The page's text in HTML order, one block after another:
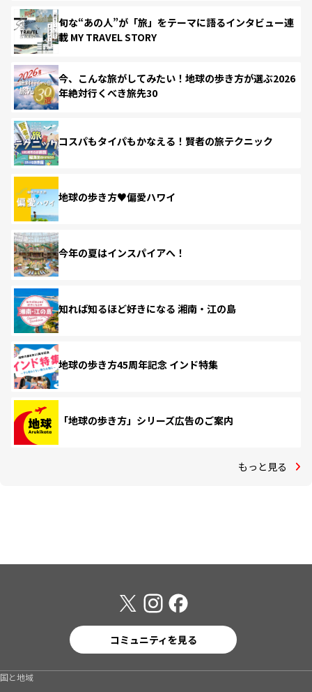
旬な“あの人”が「旅」をテーマに語るインタビュー連
載 MY TRAVEL STORY
今、こんな旅がしてみたい！地球の歩き方が選ぶ2026
年絶対行くべき旅先30
コスパもタイパもかなえる！賢者の旅テクニック
地球の歩き方♥偏愛ハワイ
今年の夏はインスパイアへ！
知れば知るほど好きになる 湘南・江の島
地球の歩き方45周年記念 インド特集
「地球の歩き方」シリーズ広告のご案内
もっと見る
コミュニティを見る
国と地域